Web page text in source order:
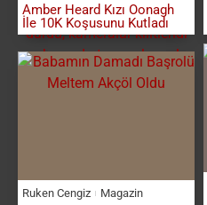
Amber Heard Kızı Oonagh
İle 10K Koşusunu Kutladı
Ruken Cengiz Magazin